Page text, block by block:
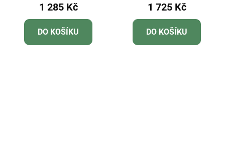
1 285 Kč
DO KOŠÍKU
1 725 Kč
DO KOŠÍKU